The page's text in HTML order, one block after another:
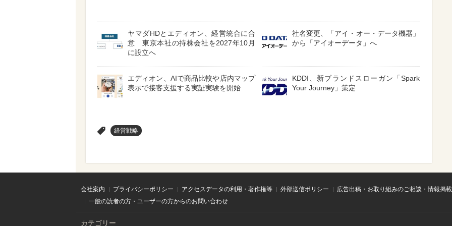
ヤマダHDとエディオン、経営統合に合
意 東京本社の持株会社を2027年10月
に設立へ
社名変更、「アイ・オー・データ機器」
から「アイオーデータ」へ
エディオン、AIで商品比較や店内マップ
表示で接客支援する実証実験を開始
KDDI、新ブランドスローガン「Spark
Your Journey」策定
経営戦略
会社案内 プライバシーポリシー アクセスデータの利用・著作権等 外部送信ポリシー
広告出稿・お取り組みのご相談・情報掲
一般の読者の方・ユーザーの方からのお問い合わせ
カテゴリー